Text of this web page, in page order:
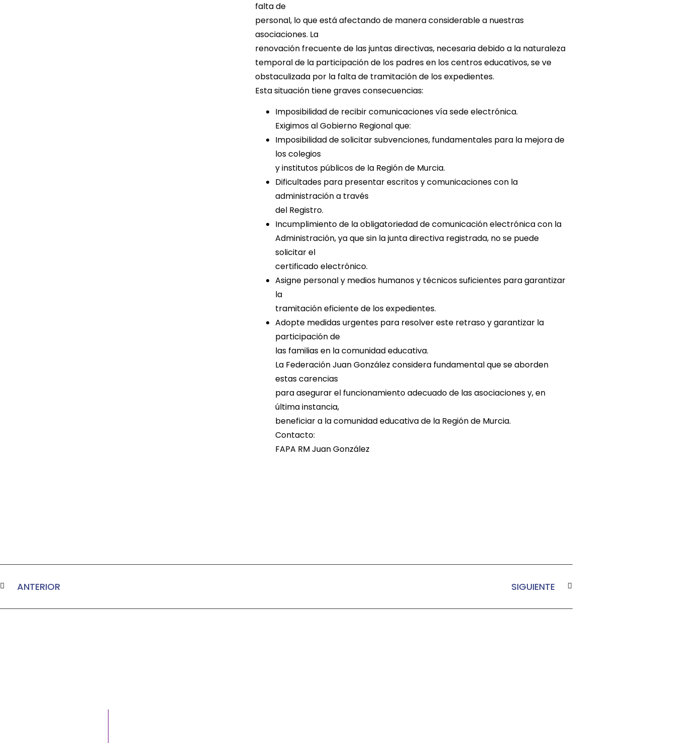
falta de
personal, lo que está afectando de manera considerable a nuestras
asociaciones. La
renovación frecuente de las juntas directivas, necesaria debido a la naturaleza
temporal de la participación de los padres en los centros educativos, se ve
obstaculizada por la falta de tramitación de los expedientes.
Esta situación tiene graves consecuencias:
Imposibilidad de recibir comunicaciones vía sede electrónica.
Exigimos al Gobierno Regional que:
Imposibilidad de solicitar subvenciones, fundamentales para la mejora de
los colegios
y institutos públicos de la Región de Murcia.
Dificultades para presentar escritos y comunicaciones con la
administración a través
del Registro.
Incumplimiento de la obligatoriedad de comunicación electrónica con la
Administración, ya que sin la junta directiva registrada, no se puede
solicitar el
certificado electrónico.
Asigne personal y medios humanos y técnicos suficientes para garantizar
la
tramitación eficiente de los expedientes.
Adopte medidas urgentes para resolver este retraso y garantizar la
participación de
las familias en la comunidad educativa.
La Federación Juan González considera fundamental que se aborden
estas carencias
para asegurar el funcionamiento adecuado de las asociaciones y, en
última instancia,
beneficiar a la comunidad educativa de la Región de Murcia.
Contacto:
FAPA RM Juan González
ANTERIOR SIGUIENTE